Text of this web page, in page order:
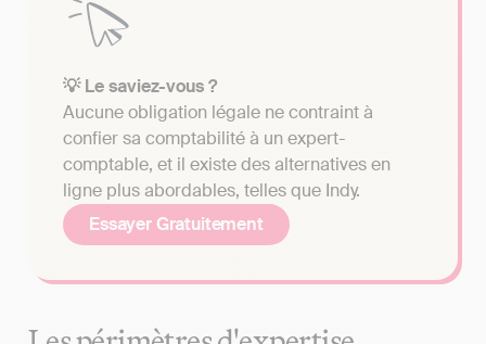
💡 Le saviez-vous ?
Aucune obligation légale ne contraint à
confier sa comptabilité à un expert-
comptable, et il existe des alternatives en
ligne plus abordables, telles que Indy.
Essayer Gratuitement